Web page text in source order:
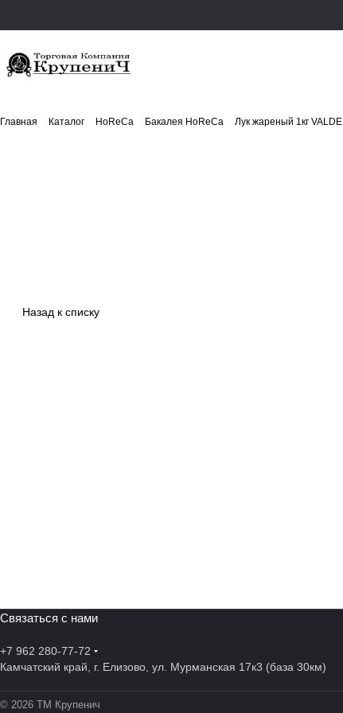
Главная Каталог HoReCa Бакалея HoReCa Лук жареный 1кг VALDE
Назад к списку
Связаться с нами
+7 962 280-77-72
Камчатский край, г. Елизово, ул. Мурманская 17к3 (база 30км)
© 2026 ТМ Крупенич